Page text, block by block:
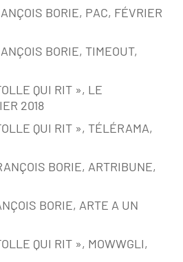
BORIE, PAC, FÉVRIER
BORIE, TIMEOUT,
QUI RIT », LE
2018
QUI RIT », TÉLÉRAMA,
BORIE, ARTRIBUNE,
BORIE, ARTE A UN
QUI RIT », MOWWGLI,